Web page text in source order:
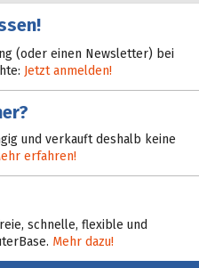
(oder einen Newsletter) bei
Jetzt anmelden!
und verkauft deshalb keine
erfahren!
schnelle, flexible und
Mehr dazu!